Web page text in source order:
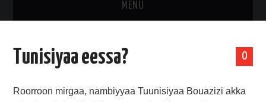
MENU
YAADA/OPINION
HODEESSO/TALE
0
Tunisiyaa eessa?
Roorroon mirgaa, nambiyyaa Tuunisiyaa Bouazizi akka